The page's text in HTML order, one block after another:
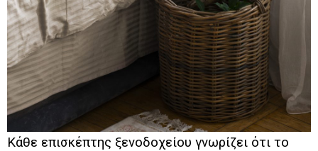
Κάθε επισκέπτης ξενοδοχείου γνωρίζει ότι το